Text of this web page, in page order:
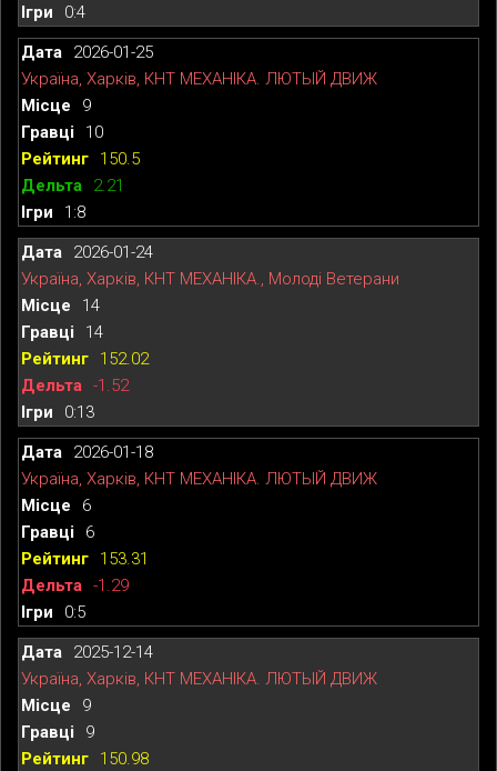
0:4
2026-01-25
Україна, Харків, КНТ МЕХАНІКА. ЛЮТЫЙ ДВИЖ
9
10
150.5
2.21
1:8
2026-01-24
Україна, Харків, КНТ МЕХАНІКА., Молоді Ветерани
14
14
152.02
-1.52
0:13
2026-01-18
Україна, Харків, КНТ МЕХАНІКА. ЛЮТЫЙ ДВИЖ
6
6
153.31
-1.29
0:5
2025-12-14
Україна, Харків, КНТ МЕХАНІКА. ЛЮТЫЙ ДВИЖ
9
9
150.98